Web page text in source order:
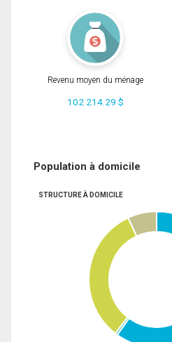
Revenu moyen du ménage
102 214.29 $
Population à domicile
STRUCTURE À DOMICILE